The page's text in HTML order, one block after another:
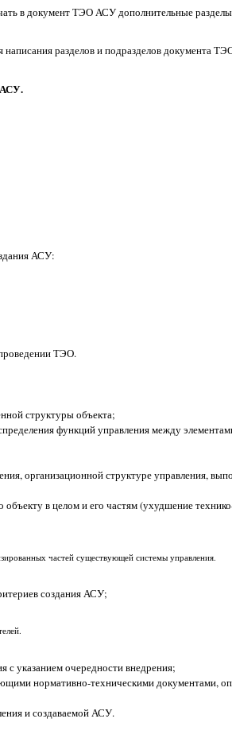
в документ ТЭО АСУ дополнительные
разделов и подразделов документа
АСУ:
ТЭО.
структуры объекта;
функций управления между
организационной структуре управления,
в целом и его частям (ухудшение
частей существующей системы управления.
создания АСУ;
с указанием очередности внедрения;
нормативно-техническими документами,
и создаваемой АСУ.